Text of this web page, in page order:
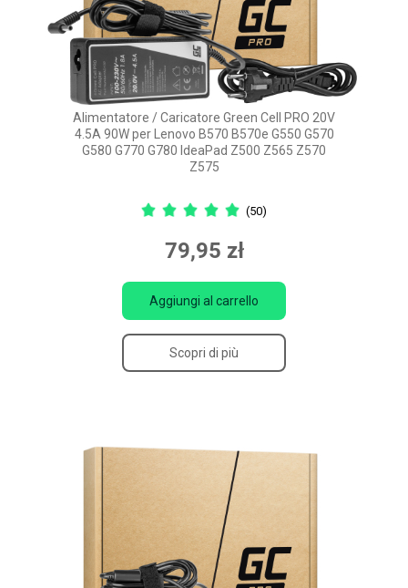
Alimentatore / Caricatore Green Cell PRO 20V
4.5A 90W per Lenovo B570 B570e G550 G570
G580 G770 G780 IdeaPad Z500 Z565 Z570
Z575
(50)
79,95 zł
Aggiungi al carrello
Scopri di più